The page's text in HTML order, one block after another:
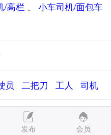
/高栏 、 小车司机/面包车
员 二把刀 工人 司机
机，泰安到黄岛装多票货，盖
发布 会员